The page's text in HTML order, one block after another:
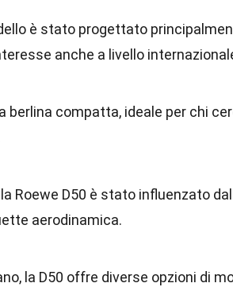
è stato progettato
anche a livello
berlina compatta, ideale per chi
Roewe D50 è stato influenzato
aerodinamica.
la D50 offre diverse opzioni di